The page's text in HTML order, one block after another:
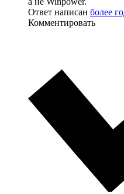
Ответ написан более
Комментировать